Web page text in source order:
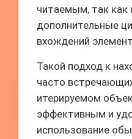
читаемым, так как
дополнительные
вхождений
Такой подход к
часто
итерируемом
эффективным и
использование